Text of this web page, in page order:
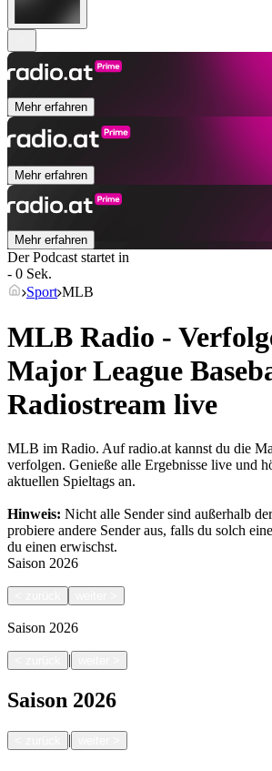
Mehr erfahren
Mehr erfahren
Mehr erfahren
Der Podcast startet in
- 0 Sek.
Sport MLB
MLB Radio -
Major League
Radiostream live
MLB im Radio. Auf radio.at kannst du die
verfolgen. Genieße alle Ergebnisse live und
aktuellen Spieltags an.
Hinweis: Nicht alle Sender sind außerhalb
probiere andere Sender aus, falls du solch
du einen erwischst.
Saison 2026
Saison 2026
|
Saison 2026
|